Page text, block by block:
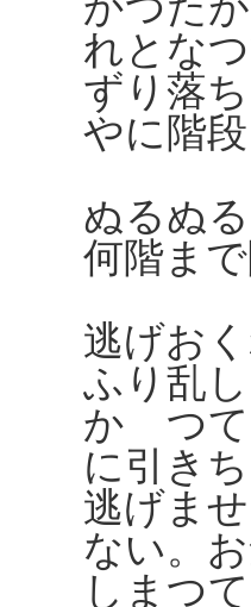
れとな
ずり落
やに階
ぬるぬ
何階ま
逃げお
ふり乱
かゝつ
に引き
逃げま
ない。
しまつ